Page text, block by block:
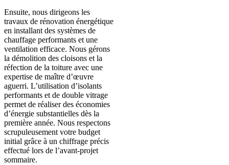
Ensuite, nous dirigeons les
travaux de rénovation énergétique
en installant des systèmes de
chauffage performants et une
ventilation efficace. Nous gérons
la démolition des cloisons et la
réfection de la toiture avec une
expertise de maître d’œuvre
aguerri. L’utilisation d’isolants
performants et de double vitrage
permet de réaliser des économies
d’énergie substantielles dès la
première année. Nous respectons
scrupuleusement votre budget
initial grâce à un chiffrage précis
effectué lors de l’avant-projet
sommaire.